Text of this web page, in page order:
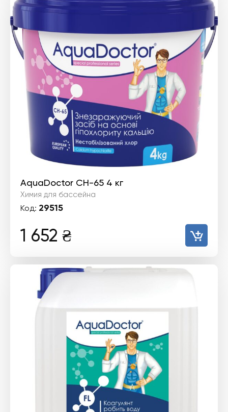
AquaDoctor CH-65 4 кг
Химия для бассейна
Код: 29515
1 652 ₴